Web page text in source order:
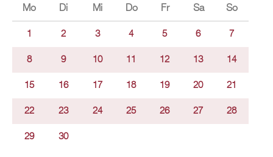
Mo Di Mi Do Fr Sa So
1 2 3 4 5 6 7
8 9 10 11 12 13 14
15 16 17 18 19 20 21
22 23 24 25 26 27 28
29 30